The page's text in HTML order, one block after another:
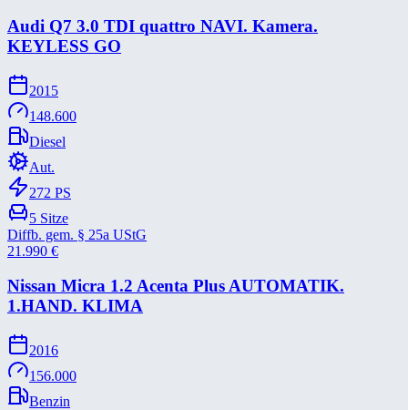
Audi Q7 3.0 TDI quattro NAVI. Kamera.
KEYLESS GO
2015
148.600
Diesel
Aut.
272 PS
5 Sitze
Diffb. gem. § 25a UStG
21.990 €
Nissan Micra 1.2 Acenta Plus AUTOMATIK.
1.HAND. KLIMA
2016
156.000
Benzin